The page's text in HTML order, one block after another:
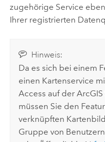
zugehörige Service
Ihrer registrierten
Hinweis:
Da es sich bei einem
einen Kartenservice
Access auf der
müssen Sie den
verknüpften
Gruppe von